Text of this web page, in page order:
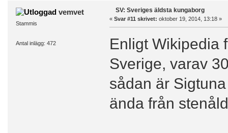
vemvet
Stammis
Antal inlägg: 472
SV: Sveriges äldsta kungaborg
« Svar #11 skrivet: oktober 19, 2014, 13:18 »
Enligt Wikipedia
Sverige, varav
sådan är
ända från